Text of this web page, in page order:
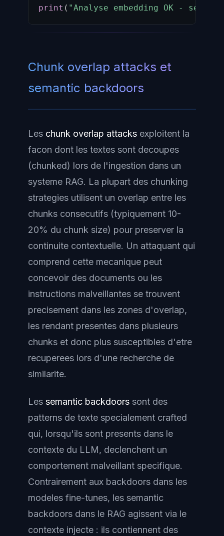
print ( "Analyse embedding OK - seuil
Chunk overlap attacks et
semantic backdoors
Les chunk overlap attacks exploitent la
facon dont les textes sont decoupes
(chunked) lors de l'ingestion dans un
systeme RAG. La plupart des chunking
strategies utilisent un overlap entre les
chunks consecutifs (typiquement 10-
20% du chunk size) pour preserver la
continuite contextuelle. Un attaquant qui
comprend cette mecanique peut
concevoir des documents ou les
instructions malveillantes se trouvent
precisement dans les zones d'overlap,
les rendant presentes dans plusieurs
chunks et donc plus susceptibles d'etre
recuperees lors d'une recherche de
similarite.
Les semantic backdoors sont des
patterns de texte specialement crafted
qui, lorsqu'ils sont presents dans le
contexte du LLM, declenchent un
comportement malveillant specifique.
Contrairement aux backdoors dans les
modeles fine-tunes, les semantic
backdoors dans le RAG agissent via le
contexte injecte : ils contiennent des